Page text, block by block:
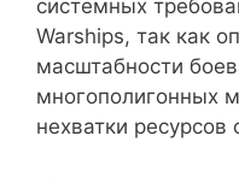
системных
Warships, так как
масштабности
многополигонных
нехватки